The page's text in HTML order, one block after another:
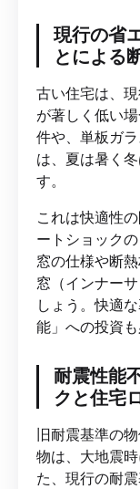
現行の省
とによる
古い住宅は、
が著しく低い
件や、単板ガ
は、夏は暑く
す。
これは快適性
ートショック
窓の仕様や断
窓（インナー
しょう。快適
能」への投資
耐震性能
クと住宅
旧耐震基準の
物は、大地震
た、現行の耐